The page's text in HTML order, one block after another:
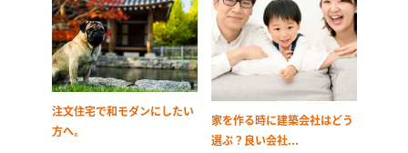
注文住宅で和モダンにしたい
方へ。
家を作る時に建築会社はどう
選ぶ？良い会社...